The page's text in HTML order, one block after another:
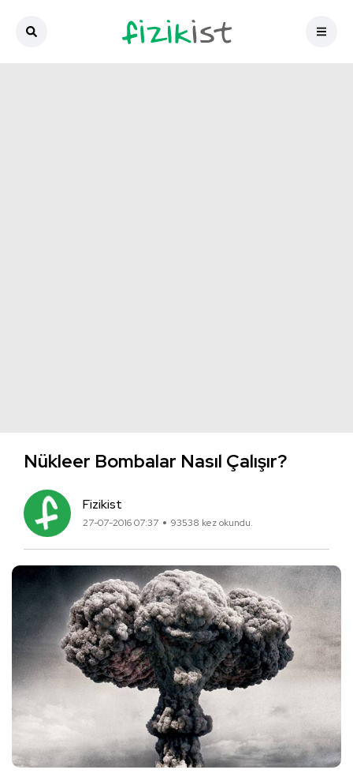
Nükleer Bombalar Nasıl Çalışır?
Fizikist
27-07-2016 07:37 93538 kez okundu.